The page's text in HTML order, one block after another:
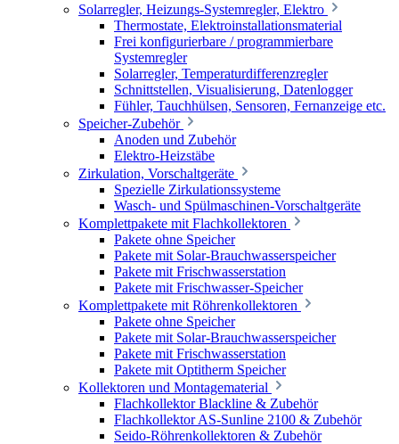
Solarregler, Heizungs-Systemregler, Elektro
Thermostate, Elektroinstallationsmaterial
Frei konfigurierbare / programmierbare
Systemregler
Solarregler, Temperaturdifferenzregler
Schnittstellen, Visualisierung, Datenlogger
Fühler, Tauchhülsen, Sensoren, Fernanzeige etc.
Speicher-Zubehör
Anoden und Zubehör
Elektro-Heizstäbe
Zirkulation, Vorschaltgeräte
Spezielle Zirkulationssysteme
Wasch- und Spülmaschinen-Vorschaltgeräte
Komplettpakete mit Flachkollektoren
Pakete ohne Speicher
Pakete mit Solar-Brauchwasserspeicher
Pakete mit Frischwasserstation
Pakete mit Frischwasser-Speicher
Komplettpakete mit Röhrenkollektoren
Pakete ohne Speicher
Pakete mit Solar-Brauchwasserspeicher
Pakete mit Frischwasserstation
Pakete mit Optitherm Speicher
Kollektoren und Montagematerial
Flachkollektor Blackline & Zubehör
Flachkollektor AS-Sunline 2100 & Zubehör
Seido-Röhrenkollektoren & Zubehör